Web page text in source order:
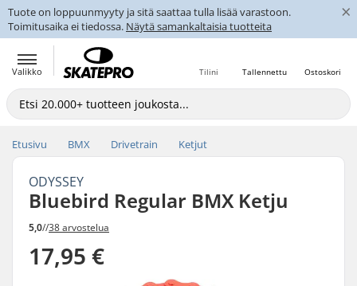
Tuote on loppuunmyyty ja sitä saattaa tulla lisää varastoon.
Toimitusaika ei tiedossa. Näytä samankaltaisia tuotteita
×
Valikko Ostoskori
Tallennettu
Tilini
Etusivu BMX Drivetrain Ketjut
ODYSSEY
Bluebird Regular BMX Ketju
5,0//38 arvostelua
17,95 €